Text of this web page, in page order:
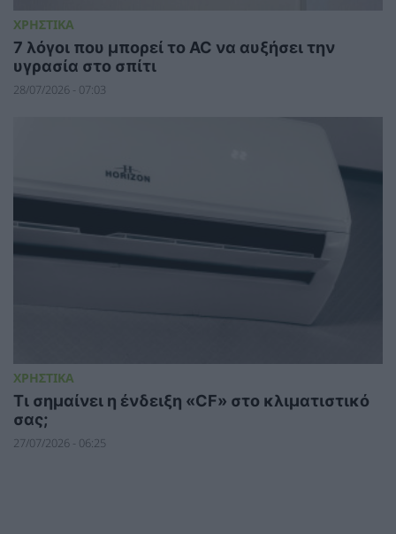
ΧΡΗΣΤΙΚΑ
7 λόγοι που μπορεί το AC να αυξήσει την
υγρασία στο σπίτι
28/07/2026 - 07:03
ΧΡΗΣΤΙΚΑ
Τι σημαίνει η ένδειξη «CF» στο κλιματιστικό
σας;
27/07/2026 - 06:25